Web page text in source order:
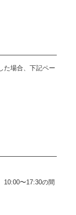
た場合、下記ペー
10:00〜17:30の間